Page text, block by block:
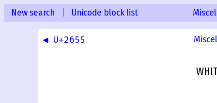
New search Unicode block list
◀ U+2655